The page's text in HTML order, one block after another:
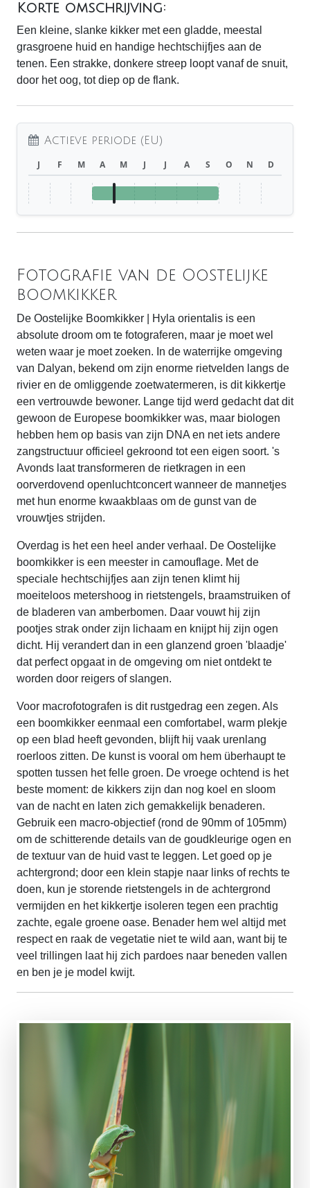
Korte omschrijving:
Een kleine, slanke kikker met een gladde, meestal
grasgroene huid en handige hechtschijfjes aan de
tenen. Een strakke, donkere streep loopt vanaf de snuit,
door het oog, tot diep op de flank.
Actieve periode (EU)
J F M A M J J A S O N D
Fotografie van de Oostelijke
boomkikker
De Oostelijke Boomkikker | Hyla orientalis is een
absolute droom om te fotograferen, maar je moet wel
weten waar je moet zoeken. In de waterrijke omgeving
van Dalyan, bekend om zijn enorme rietvelden langs de
rivier en de omliggende zoetwatermeren, is dit kikkertje
een vertrouwde bewoner. Lange tijd werd gedacht dat dit
gewoon de Europese boomkikker was, maar biologen
hebben hem op basis van zijn DNA en net iets andere
zangstructuur officieel gekroond tot een eigen soort. 's
Avonds laat transformeren de rietkragen in een
oorverdovend openluchtconcert wanneer de mannetjes
met hun enorme kwaakblaas om de gunst van de
vrouwtjes strijden.
Overdag is het een heel ander verhaal. De Oostelijke
boomkikker is een meester in camouflage. Met de
speciale hechtschijfjes aan zijn tenen klimt hij
moeiteloos metershoog in rietstengels, braamstruiken of
de bladeren van amberbomen. Daar vouwt hij zijn
pootjes strak onder zijn lichaam en knijpt hij zijn ogen
dicht. Hij verandert dan in een glanzend groen 'blaadje'
dat perfect opgaat in de omgeving om niet ontdekt te
worden door reigers of slangen.
Voor macrofotografen is dit rustgedrag een zegen. Als
een boomkikker eenmaal een comfortabel, warm plekje
op een blad heeft gevonden, blijft hij vaak urenlang
roerloos zitten. De kunst is vooral om hem überhaupt te
spotten tussen het felle groen. De vroege ochtend is het
beste moment: de kikkers zijn dan nog koel en sloom
van de nacht en laten zich gemakkelijk benaderen.
Gebruik een macro-objectief (rond de 90mm of 105mm)
om de schitterende details van de goudkleurige ogen en
de textuur van de huid vast te leggen. Let goed op je
achtergrond; door een klein stapje naar links of rechts te
doen, kun je storende rietstengels in de achtergrond
vermijden en het kikkertje isoleren tegen een prachtig
zachte, egale groene oase. Benader hem wel altijd met
respect en raak de vegetatie niet te wild aan, want bij te
veel trillingen laat hij zich pardoes naar beneden vallen
en ben je je model kwijt.